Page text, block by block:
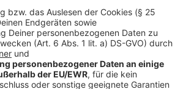
Links zum Thema: